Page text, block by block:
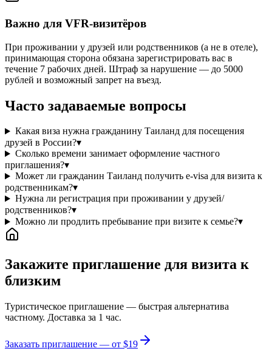
Важно для VFR-визитёров
При проживании у друзей или родственников (а не в отеле),
принимающая сторона обязана зарегистрировать вас в
течение 7 рабочих дней. Штраф за нарушение — до 5000
рублей и возможный запрет на въезд.
Часто задаваемые вопросы
Какая виза нужна гражданину Таиланд для посещения
друзей в России?▾
Сколько времени занимает оформление частного
приглашения?▾
Может ли гражданин Таиланд получить e-visa для визита к
родственникам?▾
Нужна ли регистрация при проживании у друзей/
родственников?▾
Можно ли продлить пребывание при визите к семье?▾
Закажите приглашение для визита к
близким
Туристическое приглашение — быстрая альтернатива
частному. Доставка за 1 час.
Заказать приглашение — от $19